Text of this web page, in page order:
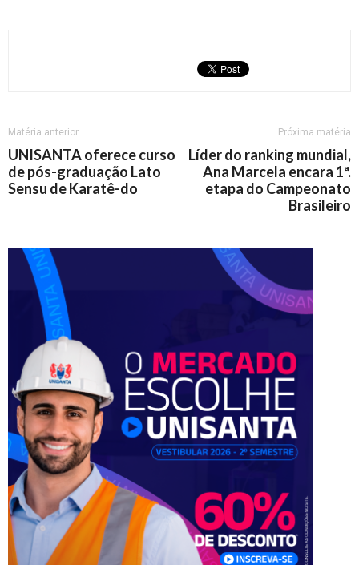
Matéria anterior
UNISANTA oferece curso
de pós-graduação Lato
Sensu de Karatê-do
Próxima matéria
Líder do ranking mundial,
Ana Marcela encara 1ª.
etapa do Campeonato
Brasileiro